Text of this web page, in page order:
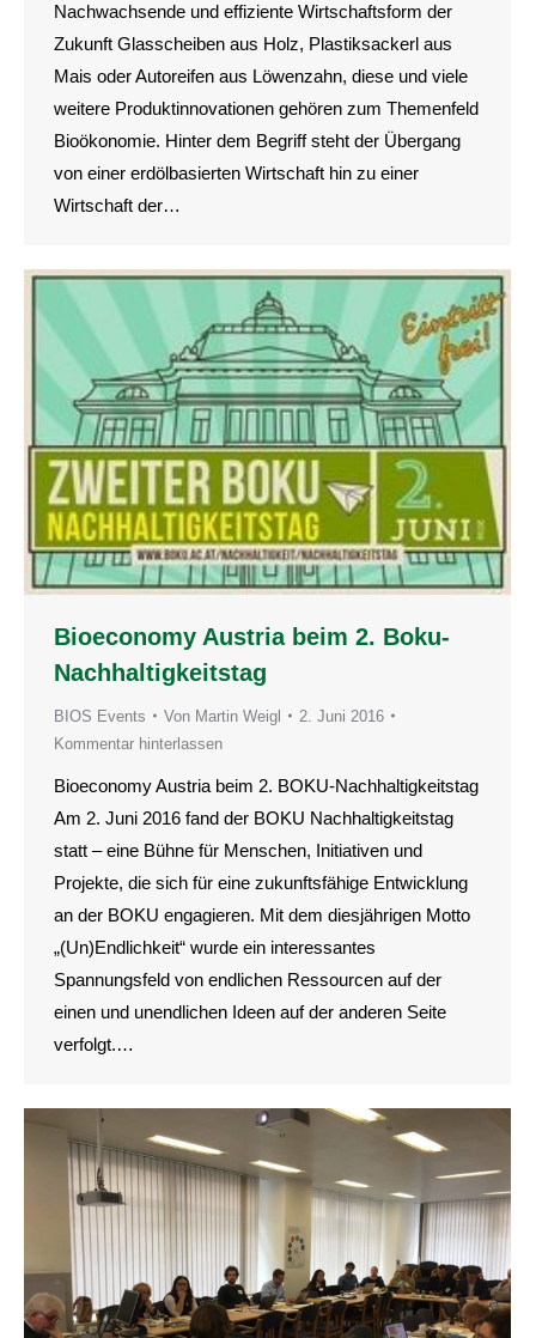
Nachwachsende und effiziente Wirtschaftsform der
Zukunft Glasscheiben aus Holz, Plastiksackerl aus
Mais oder Autoreifen aus Löwenzahn, diese und viele
weitere Produktinnovationen gehören zum Themenfeld
Bioökonomie. Hinter dem Begriff steht der Übergang
von einer erdölbasierten Wirtschaft hin zu einer
Wirtschaft der…
Bioeconomy Austria beim 2. Boku-
Nachhaltigkeitstag
BIOS Events Von Martin Weigl
2. Juni 2016
Kommentar hinterlassen
Bioeconomy Austria beim 2. BOKU-Nachhaltigkeitstag
Am 2. Juni 2016 fand der BOKU Nachhaltigkeitstag
statt – eine Bühne für Menschen, Initiativen und
Projekte, die sich für eine zukunftsfähige Entwicklung
an der BOKU engagieren. Mit dem diesjährigen Motto
„(Un)Endlichkeit“ wurde ein interessantes
Spannungsfeld von endlichen Ressourcen auf der
einen und unendlichen Ideen auf der anderen Seite
verfolgt.…